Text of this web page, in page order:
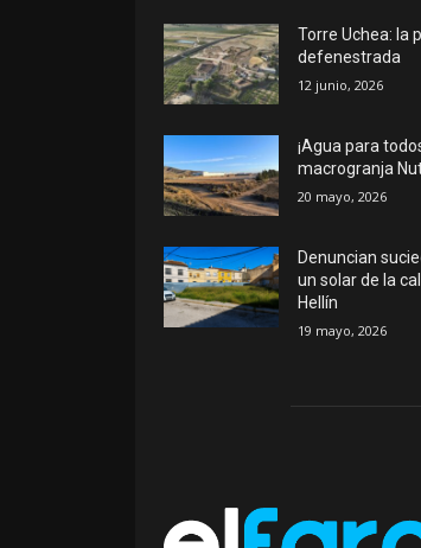
Torre Uchea: la
defenestrada
12 junio, 2026
¡Agua para
macrogranja
20 mayo, 2026
Denuncian
un solar de la
Hellín
19 mayo, 2026